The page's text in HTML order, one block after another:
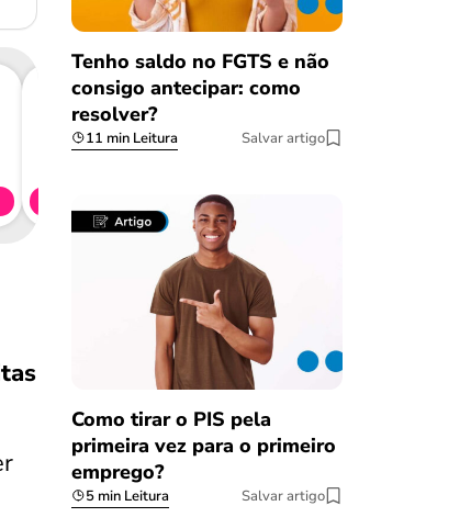
Salvar Ferramenta
Salvar Ferramenta
Tenho saldo no FGTS e não
consigo antecipar: como
resolver?
11 min Leitura Salvar artigo
Como tirar o PIS pela
primeira vez para o primeiro
emprego?
5 min Leitura Salvar artigo